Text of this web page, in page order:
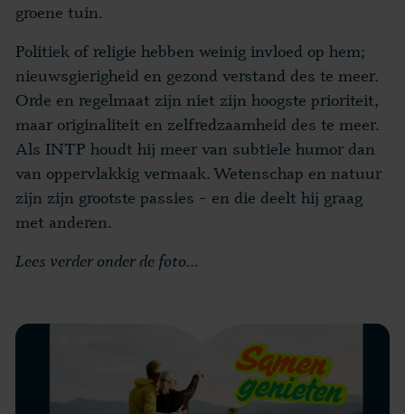
groene tuin.
Politiek of religie hebben weinig invloed op hem;
nieuwsgierigheid en gezond verstand des te meer.
Orde en regelmaat zijn niet zijn hoogste prioriteit,
maar originaliteit en zelfredzaamheid des te meer.
Als INTP houdt hij meer van subtiele humor dan
van oppervlakkig vermaak. Wetenschap en natuur
zijn zijn grootste passies – en die deelt hij graag
met anderen.
Lees verder onder de foto…